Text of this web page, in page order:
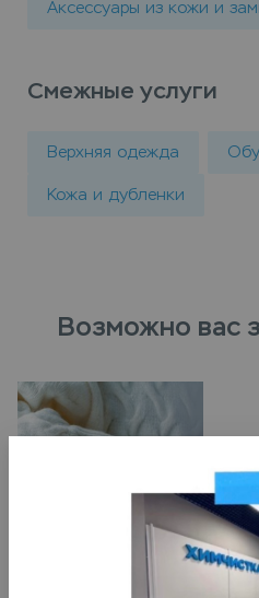
Аксессуары из кожи и
Смежные услуги
Верхняя одежда
Кожа и дубленки
Возможно вас